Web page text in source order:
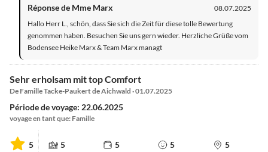
Réponse de Mme Marx
08.07.2025
Hallo Herr L., schön, dass Sie sich die Zeit für diese tolle Bewertung
genommen haben. Besuchen Sie uns gern wieder. Herzliche Grüße vom
Bodensee Heike Marx & Team Marx managt
Sehr erholsam mit top Comfort
De Famille Tacke-Paukert de Aichwald · 01.07.2025
Période de voyage: 22.06.2025
voyage en tant que: Famille
5 5 5 5 5